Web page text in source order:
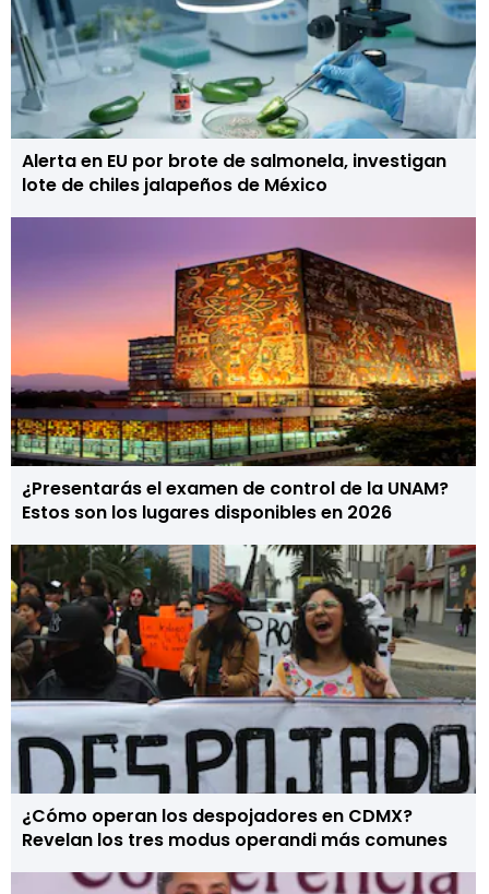
Alerta en EU por brote de salmonela, investigan
lote de chiles jalapeños de México
¿Presentarás el examen de control de la UNAM?
Estos son los lugares disponibles en 2026
¿Cómo operan los despojadores en CDMX?
Revelan los tres modus operandi más comunes